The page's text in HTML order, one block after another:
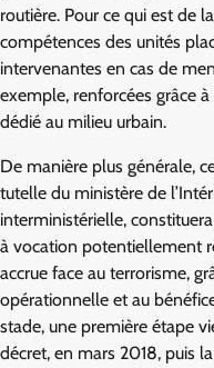
routière. Pour ce qui est de
compétences des unités
intervenantes en cas de
exemple, renforcées grâce
dédié au milieu urbain.
De manière plus générale,
tutelle du ministère de
interministérielle,
à vocation potentiellement
accrue face au terrorisme,
opérationnelle et au
stade, une première étape
décret, en mars 2018, puis